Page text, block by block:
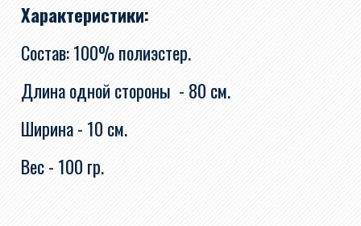
Характеристики:
Состав: 100% полиэстер.
Длина одной стороны - 80 см.
Ширина - 10 см.
Вес - 100 гр.